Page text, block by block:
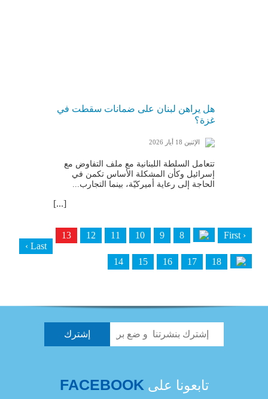
هل يراهن لبنان على ضمانات سقطت في
غزة؟
الإثنين 18 أيار 2026
تتعامل السلطة ال​لبنان​ية مع ملف التفاوض مع
إسرائيل وكأن المشكلة الأساس تكمن في
الحاجة إلى رعاية أميركيّة، بينما التجارب...
[...]
‹ First
8
9
10
11
12
13
14 15 16 17 18
Last ›
تابعونا على FACEBOOK